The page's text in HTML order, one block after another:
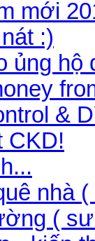
mới
:)
ủng hộ
&
CKD!
nhà
(